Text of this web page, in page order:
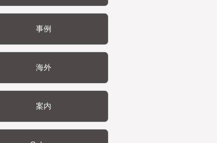
事例
海外
案内